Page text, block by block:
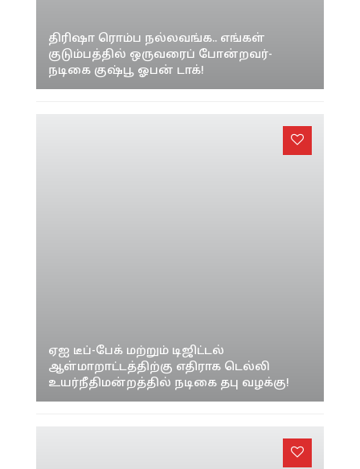
திரிஷா ரொம்ப நல்லவங்க.. எங்கள்
குடும்பத்தில் ஒருவரைப் போன்றவர்-
நடிகை குஷ்பூ ஓபன் டாக்!
ஏஐ டீப்-பேக் மற்றும் டிஜிட்டல்
ஆள்மாறாட்டத்திற்கு எதிராக டெல்லி
உயர்நீதிமன்றத்தில் நடிகை தபு வழக்கு!